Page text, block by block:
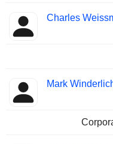
Charles
Mark